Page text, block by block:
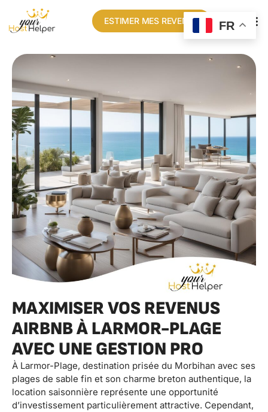
ESTIMER MES REVENUS
MAXIMISER VOS REVENUS
AIRBNB À LARMOR-PLAGE
AVEC UNE GESTION PRO
À Larmor-Plage, destination prisée du Morbihan avec ses
plages de sable fin et son charme breton authentique, la
location saisonnière représente une opportunité
d’investissement particulièrement attractive. Cependant,
FR